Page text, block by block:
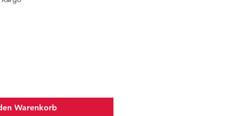
Warenkorb